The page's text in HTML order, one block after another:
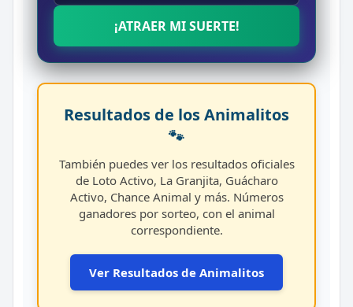
¡ATRAER MI SUERTE!
Resultados de los Animalitos
🐾
También puedes ver los resultados oficiales
de Loto Activo, La Granjita, Guácharo
Activo, Chance Animal y más. Números
ganadores por sorteo, con el animal
correspondiente.
Ver Resultados de Animalitos